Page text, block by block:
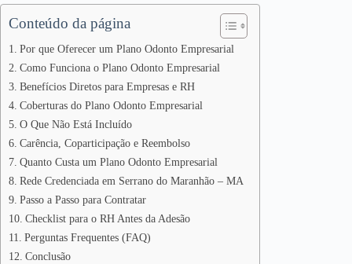
Conteúdo da página
Por que Oferecer um Plano Odonto Empresarial
Como Funciona o Plano Odonto Empresarial
Benefícios Diretos para Empresas e RH
Coberturas do Plano Odonto Empresarial
O Que Não Está Incluído
Carência, Coparticipação e Reembolso
Quanto Custa um Plano Odonto Empresarial
Rede Credenciada em Serrano do Maranhão – MA
Passo a Passo para Contratar
Checklist para o RH Antes da Adesão
Perguntas Frequentes (FAQ)
Conclusão